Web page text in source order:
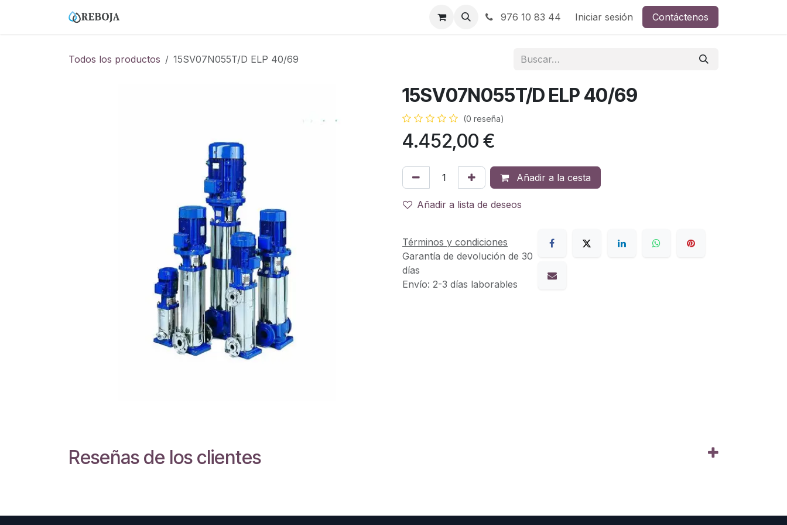
Blog 976 10 83 44 Iniciar sesión Contáctenos
Todos los productos 15SV07N055T/D ELP 40/69
15SV07N055T/D ELP 40/69
(0 reseña)
4.452,00 €
Añadir a la cesta
Añadir a lista de deseos
Términos y condiciones
Garantía de devolución de 30
días
Envío: 2-3 días laborables
Reseñas de los clientes